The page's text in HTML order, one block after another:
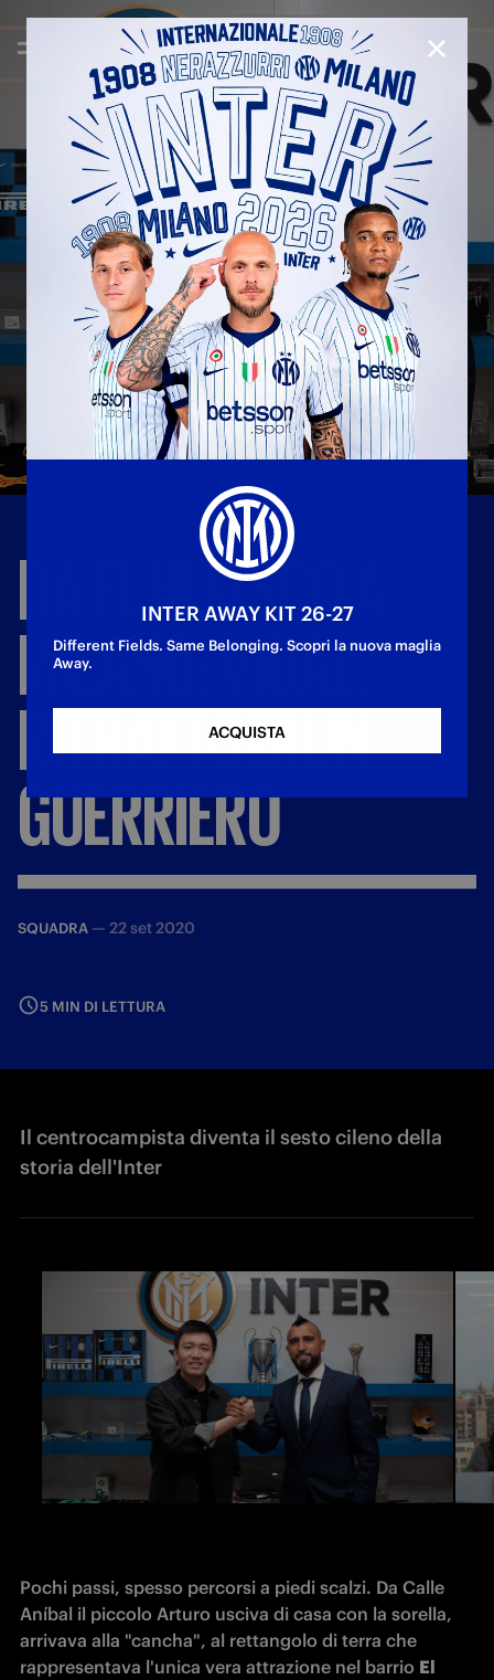
DA ELHUASCOA
MILANO:VIDAL,
RITRATTODIUN
GUERRIERO
SQUADRA — 22 set 2020
5 MIN DI LETTURA
Il centrocampista diventa il sesto cileno della
storia dell'Inter
Pochi passi, spesso percorsi a piedi scalzi. Da Calle
Aníbal il piccolo Arturo usciva di casa con la sorella,
arrivava alla "cancha", al rettangolo di terra che
rappresentava l'unica vera attrazione nel barrio El
INTER AWAY KIT 26-27
Different Fields. Same Belonging. Scopri la nuova maglia
Away.
ACQUISTA